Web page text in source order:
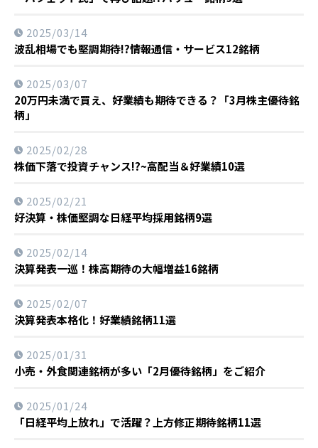
波乱相場でも堅調期待!?情報通信・サービス12銘柄
2025/03/14
20万円未満で買え、好業績も期待できる？「3月株主優待銘
柄」
2025/03/07
株価下落で投資チャンス!?~高配当＆好業績10選
2025/02/28
好決算・株価堅調な日経平均採用銘柄9選
2025/02/21
決算発表一巡！株高期待の大幅増益16銘柄
2025/02/14
決算発表本格化！好業績銘柄11選
2025/02/07
小売・外食関連銘柄が多い「2月優待銘柄」をご紹介
2025/01/31
「日経平均上放れ」で活躍？上方修正期待銘柄11選
2025/01/24